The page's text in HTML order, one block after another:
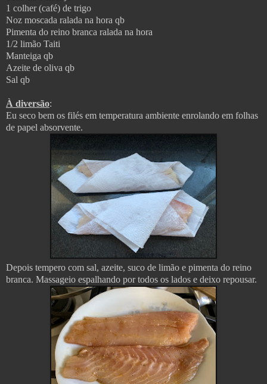
1 colher (café) de trigo
Noz moscada ralada na hora qb
Pimenta do reino branca ralada na hora
1/2 limão Taiti
Manteiga qb
Azeite de oliva qb
Sal qb
À diversão:
Eu seco bem os filés em temperatura ambiente enrolando em folhas
de papel absorvente.
Depois tempero com sal, azeite, suco de limão e pimenta do reino
branca. Massageio espalhando por todos os lados e deixo repousar.